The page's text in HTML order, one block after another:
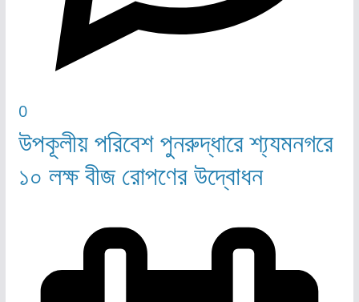
0
উপকূলীয় পরিবেশ পুনরুদ্ধারে শ্য্যমনগরে
১০ লক্ষ বীজ রোপণের উদ্বোধন